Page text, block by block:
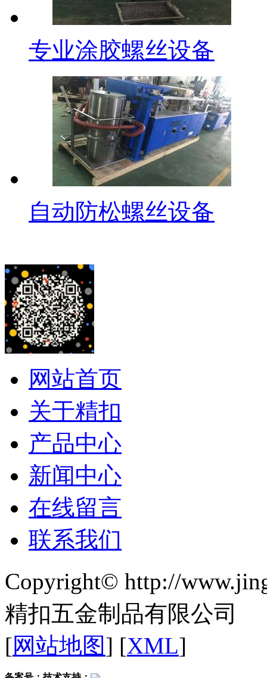
专业涂胶螺丝设备
自动防松螺丝设备
网站首页
关于精扣
产品中心
新闻中心
在线留言
联系我们
Copyright© http://
精扣五金制品有限公司
[网站地图] [XML]